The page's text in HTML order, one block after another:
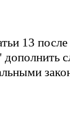
13
дополнить